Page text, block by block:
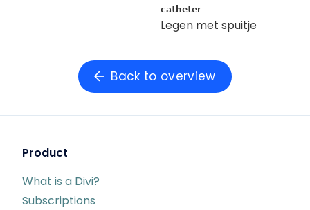
catheter
Legen met spuitje
Back to overview
Product
What is a Divi?
Subscriptions